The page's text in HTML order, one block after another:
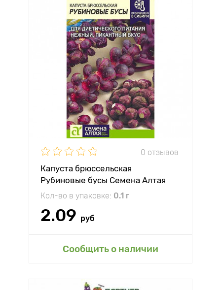
0 отзывов
Капуста брюссельская
Рубиновые бусы Семена Алтая
Кол-во в упаковке: 0.1 г
2.09 руб
Сообщить о наличии